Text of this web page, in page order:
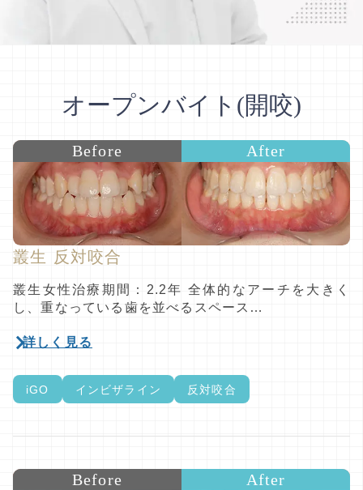
オープンバイト(開咬)
Before After
叢生 反対咬合
叢生女性治療期間：2.2年 全体的なアーチを大きく
し、重なっている歯を並べるスペース…
詳しく見る
iGO インビザライン 反対咬合
Before After